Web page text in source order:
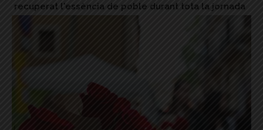
recuperat l'essència de poble durant tota la jornada